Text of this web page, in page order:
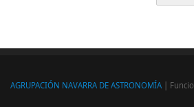
AGRUPACIÓN NAVARRA DE ASTRONOMÍA |